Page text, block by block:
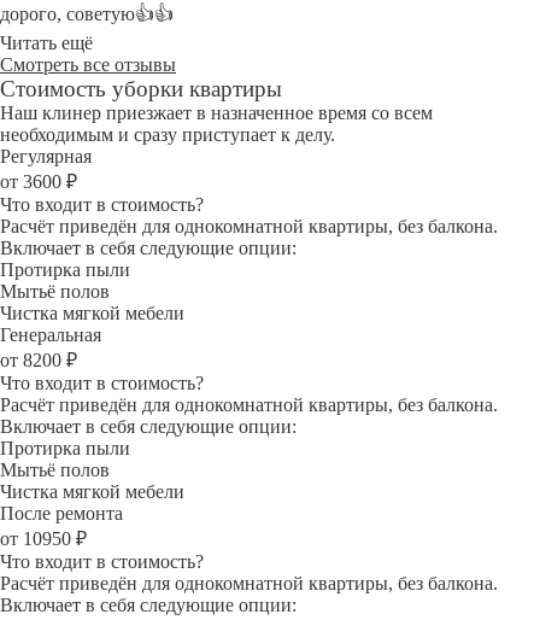
дорого, советую👍👍
Читать ещё
Смотреть все отзывы
Стоимость уборки квартиры
Наш клинер приезжает в назначенное время со всем
необходимым и сразу приступает к делу.
Регулярная
от 3600 ₽
Что входит в стоимость?
Расчёт приведён для однокомнатной квартиры, без балкона.
Включает в себя следующие опции:
Протирка пыли
Мытьё полов
Чистка мягкой мебели
Генеральная
от 8200 ₽
Что входит в стоимость?
Расчёт приведён для однокомнатной квартиры, без балкона.
Включает в себя следующие опции:
Протирка пыли
Мытьё полов
Чистка мягкой мебели
После ремонта
от 10950 ₽
Что входит в стоимость?
Расчёт приведён для однокомнатной квартиры, без балкона.
Включает в себя следующие опции: